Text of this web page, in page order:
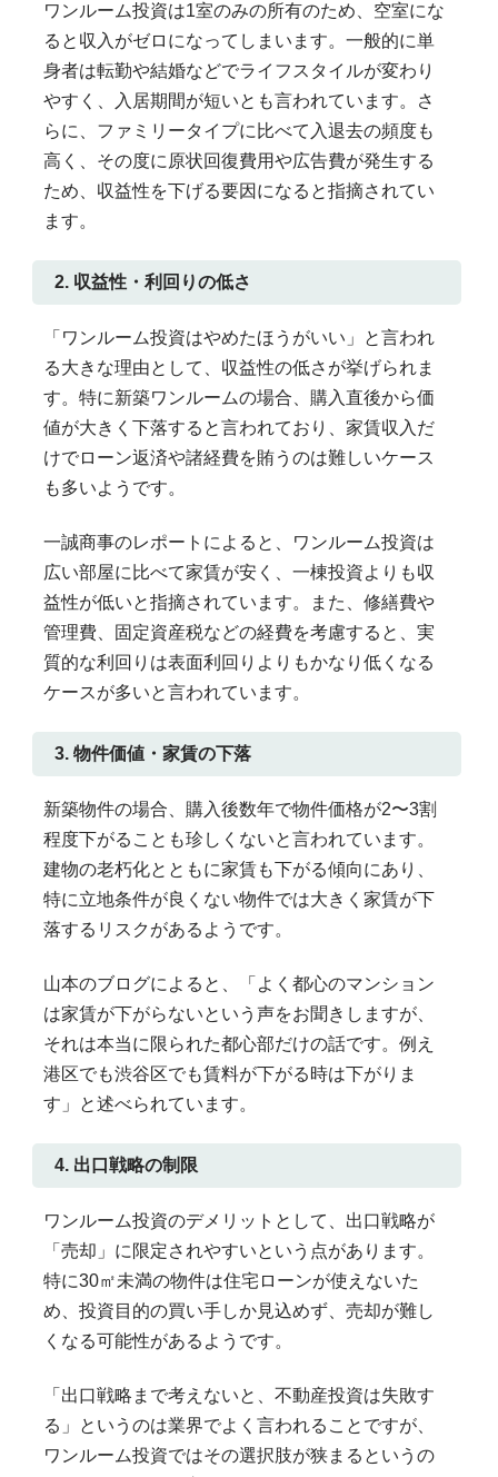
ワンルーム投資は1室のみの所有のため、空室にな
ると収入がゼロになってしまいます。一般的に単
身者は転勤や結婚などでライフスタイルが変わり
やすく、入居期間が短いとも言われています。さ
らに、ファミリータイプに比べて入退去の頻度も
高く、その度に原状回復費用や広告費が発生する
ため、収益性を下げる要因になると指摘されてい
ます。
2. 収益性・利回りの低さ
「ワンルーム投資はやめたほうがいい」と言われ
る大きな理由として、収益性の低さが挙げられま
す。特に新築ワンルームの場合、購入直後から価
値が大きく下落すると言われており、家賃収入だ
けでローン返済や諸経費を賄うのは難しいケース
も多いようです。
一誠商事のレポートによると、ワンルーム投資は
広い部屋に比べて家賃が安く、一棟投資よりも収
益性が低いと指摘されています。また、修繕費や
管理費、固定資産税などの経費を考慮すると、実
質的な利回りは表面利回りよりもかなり低くなる
ケースが多いと言われています。
3. 物件価値・家賃の下落
新築物件の場合、購入後数年で物件価格が2〜3割
程度下がることも珍しくないと言われています。
建物の老朽化とともに家賃も下がる傾向にあり、
特に立地条件が良くない物件では大きく家賃が下
落するリスクがあるようです。
山本のブログによると、「よく都心のマンション
は家賃が下がらないという声をお聞きしますが、
それは本当に限られた都心部だけの話です。例え
港区でも渋谷区でも賃料が下がる時は下がりま
す」と述べられています。
4. 出口戦略の制限
ワンルーム投資のデメリットとして、出口戦略が
「売却」に限定されやすいという点があります。
特に30㎡未満の物件は住宅ローンが使えないた
め、投資目的の買い手しか見込めず、売却が難し
くなる可能性があるようです。
「出口戦略まで考えないと、不動産投資は失敗す
る」というのは業界でよく言われることですが、
ワンルーム投資ではその選択肢が狭まるというの